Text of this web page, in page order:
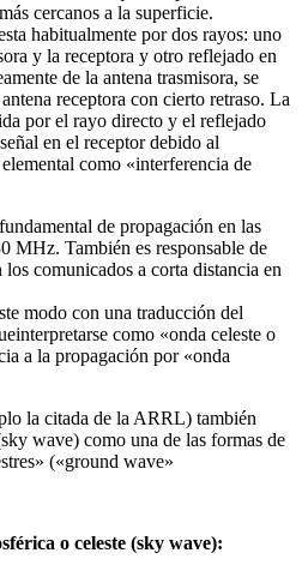
cercanos a la superficie.
habitualmente por dos rayos: uno
y la receptora y otro reflejado en
de la antena trasmisora, se
receptora con cierto retraso. La
por el rayo directo y el reflejado
en el receptor debido al
como «interferencia de
de propagación en las
MHz. También es responsable de
comunicados a corta distancia en
modo con una traducción del
como «onda celeste o
a la propagación por «onda
la citada de la ARRL) también
wave) como una de las formas de
(«ground wave»
o celeste (sky wave):